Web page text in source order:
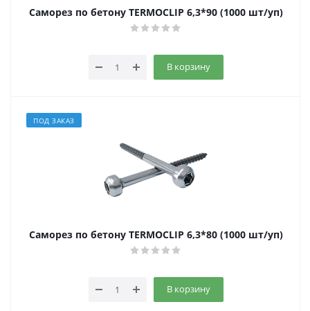
Саморез по бетону TERMOCLIP 6,3*90 (1000 шт/уп)
В корзину
ПОД ЗАКАЗ
Саморез по бетону TERMOCLIP 6,3*80 (1000 шт/уп)
В корзину